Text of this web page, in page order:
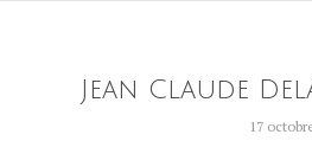
Jean Claude
17